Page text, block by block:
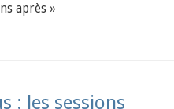
après »
: les sessions